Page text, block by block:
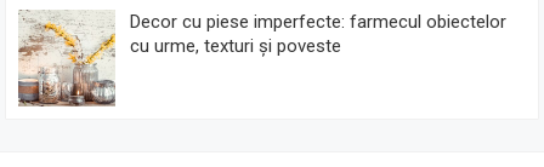
Decor cu piese imperfecte: farmecul obiectelor
cu urme, texturi și poveste